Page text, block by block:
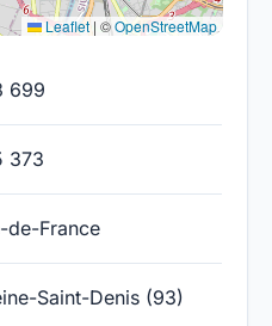
Leaflet | ©OpenStreetMap
699
373
de-France
Saint-Denis (93)